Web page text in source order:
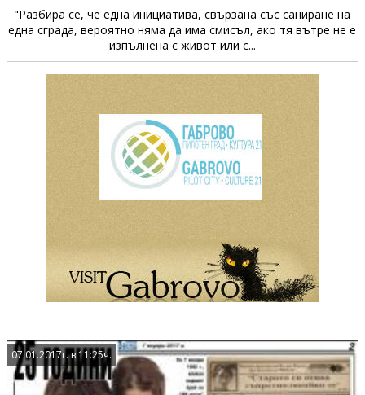
"Разбира се, че една инициатива, свързана със саниране на
една сграда, вероятно няма да има смисъл, ако тя вътре не е
изпълнена с живот или с...
07.01.2017г. в 11:25ч.